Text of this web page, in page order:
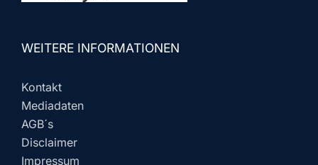
WEITERE INFORMATIONEN
Kontakt
Mediadaten
AGB´s
Disclaimer
Impressum